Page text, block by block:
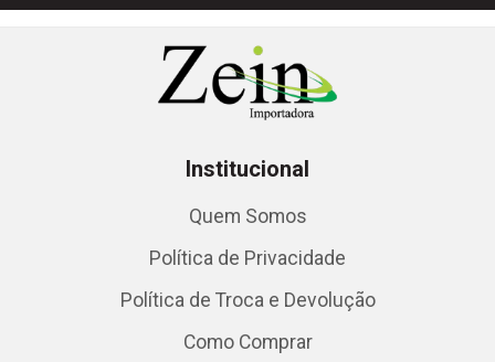
Institucional
Quem Somos
Política de Privacidade
Política de Troca e Devolução
Como Comprar